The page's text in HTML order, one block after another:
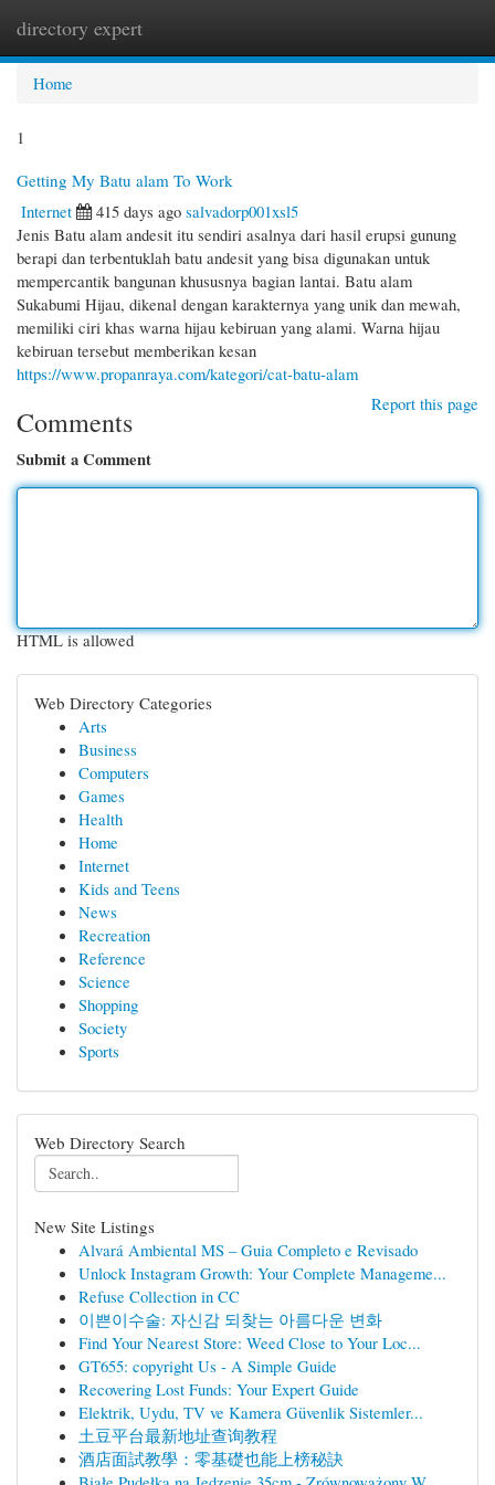
directory expert
Home
1
Getting My Batu alam To Work
Internet
415 days ago salvadorp001xsl5
Jenis Batu alam andesit itu sendiri asalnya dari hasil erupsi gunung
berapi dan terbentuklah batu andesit yang bisa digunakan untuk
mempercantik bangunan khususnya bagian lantai. Batu alam
Sukabumi Hijau, dikenal dengan karakternya yang unik dan mewah,
memiliki ciri khas warna hijau kebiruan yang alami. Warna hijau
kebiruan tersebut memberikan kesan
https://www.propanraya.com/kategori/cat-batu-alam
Report this page
Comments
Submit a Comment
HTML is allowed
Web Directory Categories
Arts
Business
Computers
Games
Health
Home
Internet
Kids and Teens
News
Recreation
Reference
Science
Shopping
Society
Sports
Web Directory Search
New Site Listings
Alvará Ambiental MS – Guia Completo e Revisado
Unlock Instagram Growth: Your Complete Manageme...
Refuse Collection in CC
이쁜이수술: 자신감 되찾는 아름다운 변화
Find Your Nearest Store: Weed Close to Your Loc...
GT655: copyright Us - A Simple Guide
Recovering Lost Funds: Your Expert Guide
Elektrik, Uydu, TV ve Kamera Güvenlik Sistemler...
土豆平台最新地址查询教程
酒店面試教學：零基礎也能上榜秘訣